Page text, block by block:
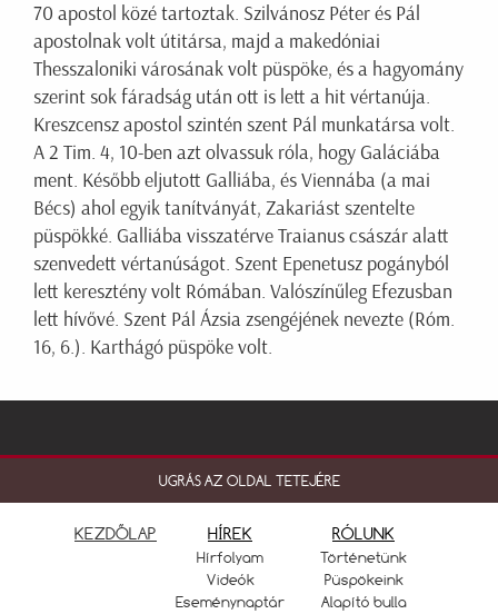
70 apostol közé tartoztak. Szilvánosz Péter és Pál
apostolnak volt útitársa, majd a makedóniai
Thesszaloniki városának volt püspöke, és a hagyomány
szerint sok fáradság után ott is lett a hit vértanúja.
Kreszcensz apostol szintén szent Pál munkatársa volt.
A 2 Tim. 4, 10-ben azt olvassuk róla, hogy Galáciába
ment. Később eljutott Galliába, és Viennába (a mai
Bécs) ahol egyik tanítványát, Zakariást szentelte
püspökké. Galliába visszatérve Traianus császár alatt
szenvedett vértanúságot. Szent Epenetusz pogányból
lett keresztény volt Rómában. Valószínűleg Efezusban
lett hívővé. Szent Pál Ázsia zsengéjének nevezte (Róm.
16, 6.). Karthágó püspöke volt.
UGRÁS AZ OLDAL TETEJÉRE
KEZDŐLAP HÍREK
Hírfolyam
Videók
Eseménynaptár
RÓLUNK
Történetünk
Püspökeink
Alapító bulla